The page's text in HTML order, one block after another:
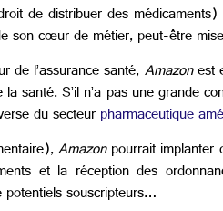
de distribuer des
son cœur de métier, peut-être
de l’assurance santé,Amazonest
santé. S’il n’a pas une grande
du secteurpharmaceutique
Amazonpourrait implanter
et la réception des
potentiels souscripteurs…